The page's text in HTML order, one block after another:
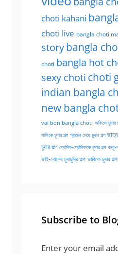
choti kahani
choti live bangla choti
storybangla
choti bangla hot
sexy choti choti
indian bangla
new bangla
vai bon bangla choti অফিসে চুদার
মাসিকে চুদার গল্প গ্রামের মেয়ে চুদার গল্প
চুদার গল্প প্রেমিক-প্রেমিকাকে চুদার গল্প বন্ধু-
ভাই-বোনের চুদাচুদির গল্প ভাবিকে চুদার গল্প
Subscribe to
Enter your email